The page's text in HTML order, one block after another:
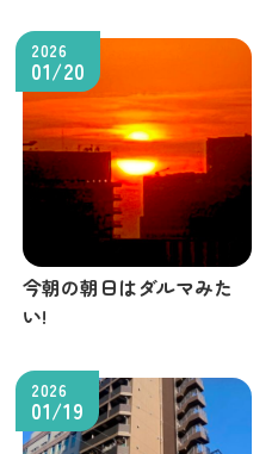
2026
01/20
今朝の朝日はダルマみた
い!
2026
01/19